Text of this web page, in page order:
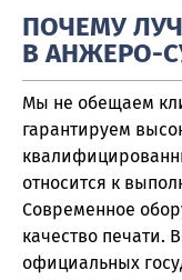
ПОЧЕМУ
В АНЖЕРО-
Мы не обещаем
гарантируем
относится к
Современное
качество печати.
официальных